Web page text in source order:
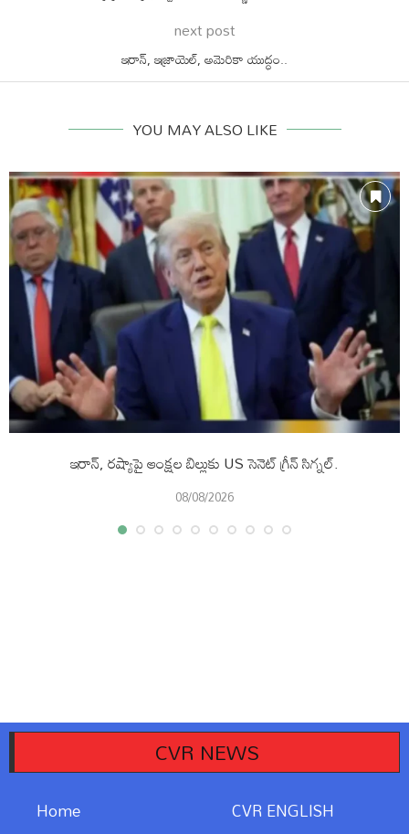
next post
ఇరాన్, ఇజ్రాయెల్, అమెరికా యుద్ధం..
YOU MAY ALSO LIKE
ఇరాన్, రష్యాపై ఆంక్షల బిల్లుకు US సెనెట్ గ్రీన్ సిగ్నల్.
08/08/2026
CVR NEWS
Home
CVR ENGLISH